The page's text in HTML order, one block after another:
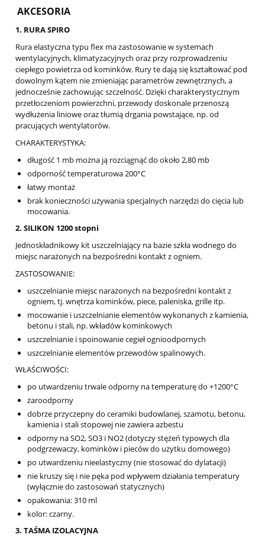
AKCESORIA
1. RURA SPIRO
Rura elastyczna typu flex ma zastosowanie w systemach
wentylacyjnych, klimatyzacyjnych oraz przy rozprowadzeniu
ciepłego powietrza od kominków. Rury te dają się kształtować pod
dowolnym kątem nie zmieniając parametrów zewnętrznych, a
jednocześnie zachowując szczelność. Dzięki charakterystycznym
przetłoczeniom powierzchni, przewody doskonale przenoszą
wydłużenia liniowe oraz tłumią drgania powstające, np. od
pracujących wentylatorów.
CHARAKTERYSTYKA:
długość 1 mb można ją rozciągnąć do około 2,80 mb
odporność temperaturowa 200°C
łatwy montaż
brak konieczności używania specjalnych narzędzi do cięcia lub
mocowania.
2. SILIKON 1200 stopni
Jednoskładnikowy kit uszczelniający na bazie szkła wodnego do
miejsc narażonych na bezpośredni kontakt z ogniem.
ZASTOSOWANIE:
uszczelnianie miejsc narażonych na bezpośredni kontakt z
ogniem, tj. wnętrza kominków, piece, paleniska, grille itp.
mocowanie i uszczelnianie elementów wykonanych z kamienia,
betonu i stali, np. wkładów kominkowych
uszczelnianie i spoinowanie cegieł ognioodpornych
uszczelnianie elementów przewodów spalinowych.
WŁAŚCIWOŚCI:
po utwardzeniu trwale odporny na temperaturę do +1200°C
żaroodporny
dobrze przyczepny do ceramiki budowlanej, szamotu, betonu,
kamienia i stali stopowej nie zawiera azbestu
odporny na SO2, SO3 i NO2 (dotyczy stężeń typowych dla
podgrzewaczy, kominków i pieców do użytku domowego)
po utwardzeniu nieelastyczny (nie stosować do dylatacji)
nie kruszy się i nie pęka pod wpływem działania temperatury
(wyłącznie do zastosowań statycznych)
opakowania: 310 ml
kolor: czarny.
3. TAŚMA IZOLACYJNA